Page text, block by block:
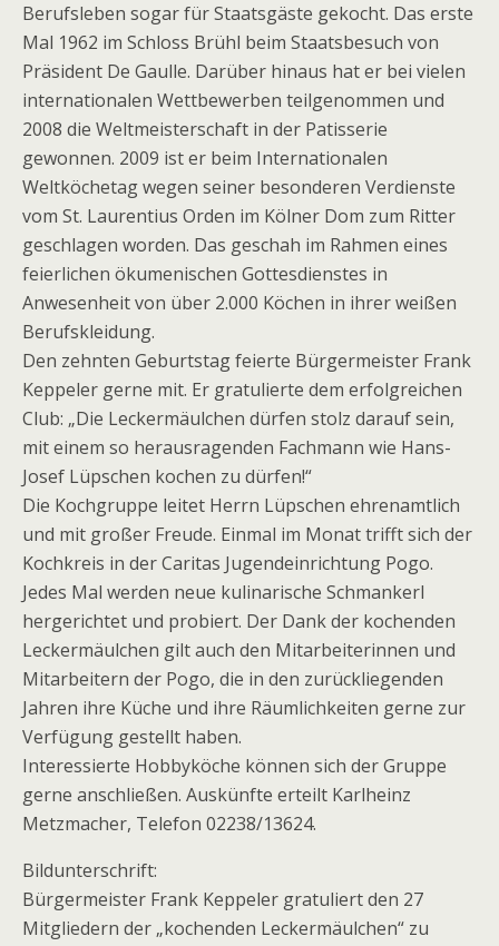
Berufsleben sogar für Staatsgäste gekocht. Das erste
Mal 1962 im Schloss Brühl beim Staatsbesuch von
Präsident De Gaulle. Darüber hinaus hat er bei vielen
internationalen Wettbewerben teilgenommen und
2008 die Weltmeisterschaft in der Patisserie
gewonnen. 2009 ist er beim Internationalen
Weltköchetag wegen seiner besonderen Verdienste
vom St. Laurentius Orden im Kölner Dom zum Ritter
geschlagen worden. Das geschah im Rahmen eines
feierlichen ökumenischen Gottesdienstes in
Anwesenheit von über 2.000 Köchen in ihrer weißen
Berufskleidung.
Den zehnten Geburtstag feierte Bürgermeister Frank
Keppeler gerne mit. Er gratulierte dem erfolgreichen
Club: „Die Leckermäulchen dürfen stolz darauf sein,
mit einem so herausragenden Fachmann wie Hans-
Josef Lüpschen kochen zu dürfen!“
Die Kochgruppe leitet Herrn Lüpschen ehrenamtlich
und mit großer Freude. Einmal im Monat trifft sich der
Kochkreis in der Caritas Jugendeinrichtung Pogo.
Jedes Mal werden neue kulinarische Schmankerl
hergerichtet und probiert. Der Dank der kochenden
Leckermäulchen gilt auch den Mitarbeiterinnen und
Mitarbeitern der Pogo, die in den zurückliegenden
Jahren ihre Küche und ihre Räumlichkeiten gerne zur
Verfügung gestellt haben.
Interessierte Hobbyköche können sich der Gruppe
gerne anschließen. Auskünfte erteilt Karlheinz
Metzmacher, Telefon 02238/13624.
Bildunterschrift:
Bürgermeister Frank Keppeler gratuliert den 27
Mitgliedern der „kochenden Leckermäulchen“ zu